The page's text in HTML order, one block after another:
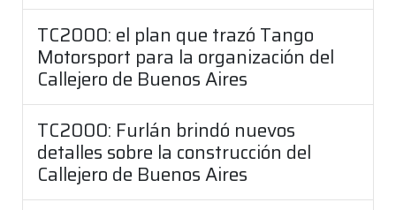
TC2000: el plan que trazó Tango
Motorsport para la organización del
Callejero de Buenos Aires
TC2000: Furlán brindó nuevos
detalles sobre la construcción del
Callejero de Buenos Aires